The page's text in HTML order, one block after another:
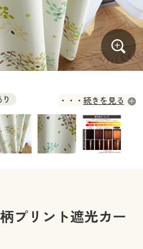
注文
注文
ずか
り
ずか
り
続きを見る
プリント遮光カー